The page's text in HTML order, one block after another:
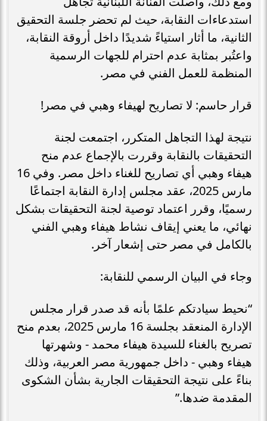
استدعاءات النقابة، حيث لم تحضر جلسة التحقيق
الثانية، ما أثار استياءً شديدًا داخل أروقة النقابة،
واعتُبر بمثابة عدم احترام للجهات الرسمية
المنظمة للعمل الفني في مصر.
قرار حاسم: لا تصاريح لهيفاء وهبي في مصر!
نتيجة لهذا التجاهل المتكرر، اجتمعت لجنة
التحقيقات بالنقابة وقررت بالإجماع عدم منح
هيفاء وهبي أي تصاريح للغناء داخل مصر. وفي 16
مارس 2025، عقد مجلس إدارة النقابة اجتماعًا
رسميًا، وقرر اعتماد توصية لجنة التحقيقات بشكل
نهائي، ما يعني إيقاف نشاط هيفاء وهبي الفني
بالكامل في مصر حتى إشعار آخر.
وجاء في البيان الرسمي للنقابة:
“نحيط سيادتكم علمًا بأنه قد صدر قرار مجلس
الإدارة المنعقد بجلسة 16 مارس 2025، بعدم منح
تصريح بالغناء للسيدة هيفاء محمد - وشهرتها
هيفاء وهبي - داخل جمهورية مصر العربية، وذلك
بناءً على نتيجة التحقيقات الجارية بشأن الشكوى
المقدمة ضدها.”